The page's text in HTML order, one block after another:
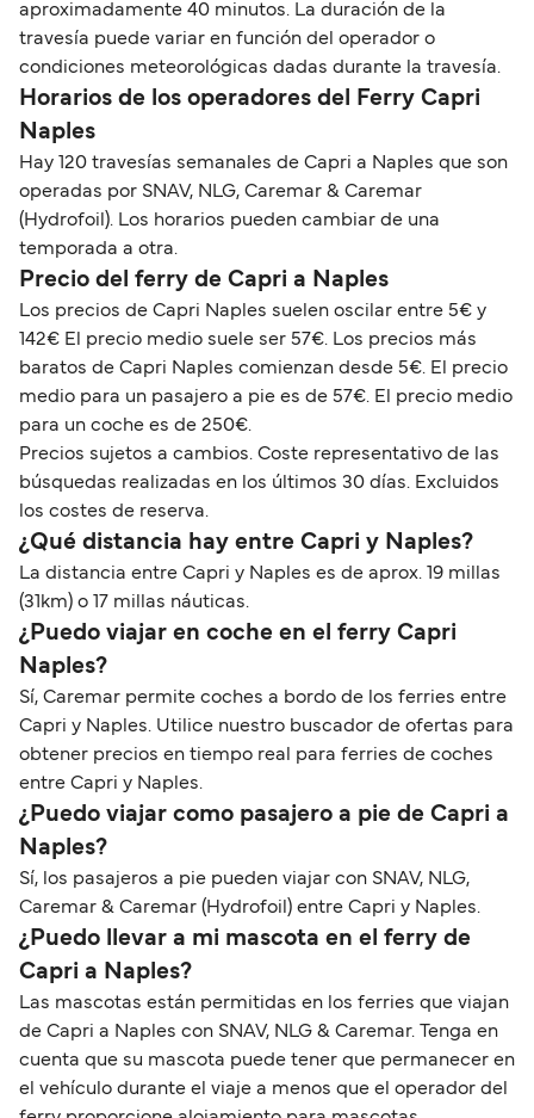
aproximadamente 40 minutos. La duración de la
travesía puede variar en función del operador o
condiciones meteorológicas dadas durante la travesía.
Horarios de los operadores del Ferry Capri
Naples
Hay 120 travesías semanales de Capri a Naples que son
operadas por SNAV, NLG, Caremar & Caremar
(Hydrofoil). Los horarios pueden cambiar de una
temporada a otra.
Precio del ferry de Capri a Naples
Los precios de Capri Naples suelen oscilar entre 5€ y
142€ El precio medio suele ser 57€. Los precios más
baratos de Capri Naples comienzan desde 5€. El precio
medio para un pasajero a pie es de 57€. El precio medio
para un coche es de 250€.
Precios sujetos a cambios. Coste representativo de las
búsquedas realizadas en los últimos 30 días. Excluidos
los costes de reserva.
¿Qué distancia hay entre Capri y Naples?
La distancia entre Capri y Naples es de aprox. 19 millas
(31km) o 17 millas náuticas.
¿Puedo viajar en coche en el ferry Capri
Naples?
Sí, Caremar permite coches a bordo de los ferries entre
Capri y Naples. Utilice nuestro buscador de ofertas para
obtener precios en tiempo real para ferries de coches
entre Capri y Naples.
¿Puedo viajar como pasajero a pie de Capri a
Naples?
Sí, los pasajeros a pie pueden viajar con SNAV, NLG,
Caremar & Caremar (Hydrofoil) entre Capri y Naples.
¿Puedo llevar a mi mascota en el ferry de
Capri a Naples?
Las mascotas están permitidas en los ferries que viajan
de Capri a Naples con SNAV, NLG & Caremar. Tenga en
cuenta que su mascota puede tener que permanecer en
el vehículo durante el viaje a menos que el operador del